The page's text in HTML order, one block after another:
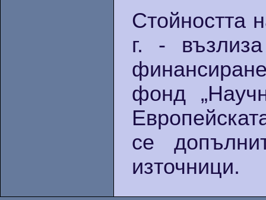
Стойността
г. -
фонд
се
източници.